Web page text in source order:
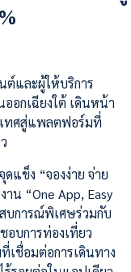
ต์และผู้ให้บริการ
อกเฉียงใต้ เดินหน้า
เทศสู่แพลตฟอร์มที่
แข็ง “จองง่าย จ่าย
น “One App, Easy
บการณ์พิเศษร่วมกับ
อบการท่องเที่ยว
ชื่อมต่อการเดินทาง